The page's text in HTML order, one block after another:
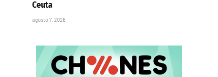
Ceuta
agosto 7, 2026